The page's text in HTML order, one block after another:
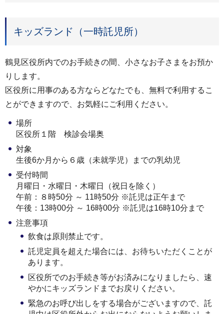
キッズランド（一時託児所）
鶴見区役所内でのお手続きの間、小さなお子さまをお預か
りします。
区役所に用事のある方ならどなたでも、無料で利用するこ
とができますので、お気軽にご利用ください。
場所
区役所１階 検診会場奥
対象
生後6か月から６歳（未就学児）までの乳幼児
受付時間
月曜日・水曜日・木曜日（祝日を除く）
午前：８時50分 ～ 11時50分 ※託児は正午まで
午後：13時00分 ～ 16時00分 ※託児は16時10分まで
注意事項
飲食は原則禁止です。
託児定員を超えた場合には、お待ちいただくことが
あります。
区役所でのお手続き等がお済みになりましたら、速
やかにキッズランドまでお戻りください。
緊急のお呼び出しをする場合がございますので、託